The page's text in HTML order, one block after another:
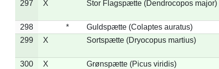
297
X Stor Flagspætte (Dendrocopos major)
298 *
Guldspætte (Colaptes auratus)
299
X Sortspætte (Dryocopus martius)
300 X Grønspætte (Picus viridis)